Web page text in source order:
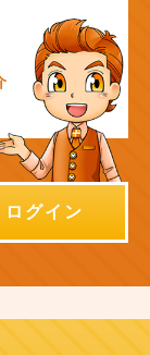
ログイン